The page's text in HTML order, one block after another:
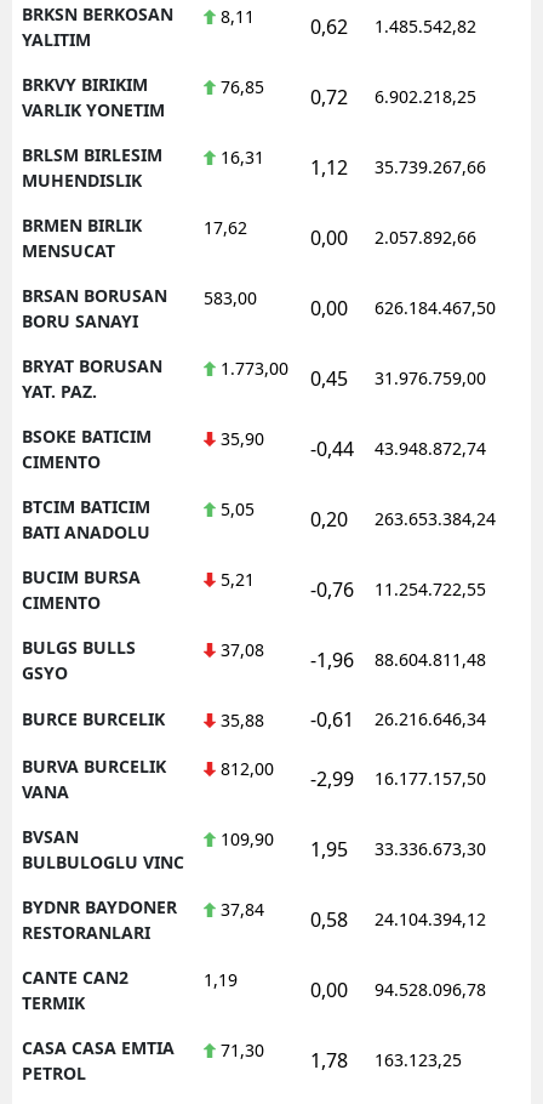
BRKSN BERKOSAN
YALITIM
8,11 0,62 1.485.542,82
BRKVY BIRIKIM
VARLIK YONETIM
76,85 0,72 6.902.218,25
BRLSM BIRLESIM
MUHENDISLIK
16,31 1,12 35.739.267,66
BRMEN BIRLIK
MENSUCAT
17,62 0,00 2.057.892,66
BRSAN BORUSAN
BORU SANAYI
583,00 0,00 626.184.467,50
BRYAT BORUSAN
YAT. PAZ.
1.773,00 0,45 31.976.759,00
BSOKE BATICIM
CIMENTO
35,90 -0,44 43.948.872,74
BTCIM BATICIM
BATI ANADOLU
5,05 0,20 263.653.384,24
BUCIM BURSA
CIMENTO
5,21 -0,76 11.254.722,55
BULGS BULLS
GSYO
37,08 -1,96 88.604.811,48
BURCE BURCELIK 35,88 -0,61 26.216.646,34
BURVA BURCELIK
VANA
812,00 -2,99 16.177.157,50
BVSAN
BULBULOGLU VINC
109,90 1,95 33.336.673,30
BYDNR BAYDONER
RESTORANLARI
37,84 0,58 24.104.394,12
CANTE CAN2
TERMIK
1,19 0,00 94.528.096,78
CASA CASA EMTIA
PETROL
71,30 1,78 163.123,25